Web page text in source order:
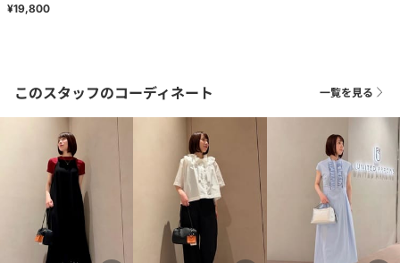
¥19,800
このスタッフのコーディネート 一覧を見る